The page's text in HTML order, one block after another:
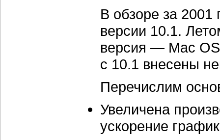
В обзоре за
версии 10.1.
версия — Mac
с 10.1 внесены
Перечислим
Увеличена
ускорение